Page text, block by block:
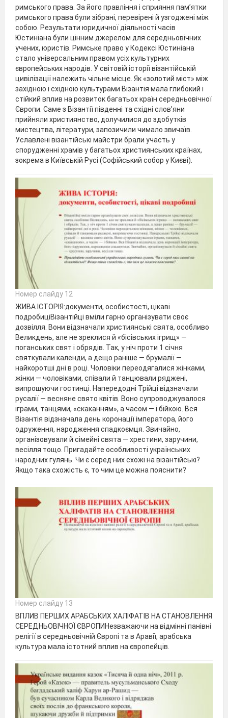
римського права. За його правління і сприяння пам’ятки
римського права були зібрані, перевірені й узгоджені між
собою. Результати юридичної діяльності часів
Юстиніана були цінним джерелом для середньовічних
учених, юристів. Римське право у Кодексі Юстиніана
стало універсальним правом усіх культурних
європейських народів. У світовій історії візантійській
цивілізації належить чільне місце. Як «золотий міст» між
західною і східною культурами Візантія мала глибокий і
стійкий вплив на розвиток багатьох країн середньовічної
Європи. Саме з Візантії південні та східні слов’яни
прийняли християнство, долучилися до здобутків
мистецтва, літератури, запозичили чимало звичаїв.
Уславлені візантійські майстри брали участь у
спорудженні храмів у багатьох християнських країнах,
зокрема в Київській Русі (Софійський собор у Києві).
Номер слайду 12
ЖИВА ІСТОРІЯ:документи, особистості, цікаві
подробиціВізантійці вміли гарно організувати своє
дозвілля. Вони відзначали християнські свята, особливо
Великдень, але не зреклися й «бісівських ігрищ» —
поганських свят і обрядів. Так, у ніч проти 1 січня
святкували календи, а дещо раніше — брумалії —
найкоротші дні в році. Чоловіки переодягалися жінками,
жінки — чоловіками, співали й танцювали ряджені,
випрошуючи гостинці. Напередодні Трійці відзначали
русалії — весняне свято квітів. Воно супроводжувалося
іграми, танцями, «скаканням», а часом — і бійкою. Вся
Візантія відзначала день коронації імператора, його
одруження, народження спадкоємця. Звичайно,
організовували й сімейні свята — хрестини, заручини,
весілля тощо. Пригадайте особливості українських
народних гулянь. Чи є серед них схожі на візантійські?
Якщо така схожість є, то чим це можна пояснити?
Номер слайду 13
ВПЛИВ ПЕРШИХ АРАБСЬКИХ ХАЛІФАТІВ НА СТАНОВЛЕННЯ
СЕРЕДНЬОВІЧНОЇ ЄВРОПИНезважаючи на відмінні панівні
релігії в середньовічній Європі та в Аравії, арабська
культура мала істотний вплив на європейців.